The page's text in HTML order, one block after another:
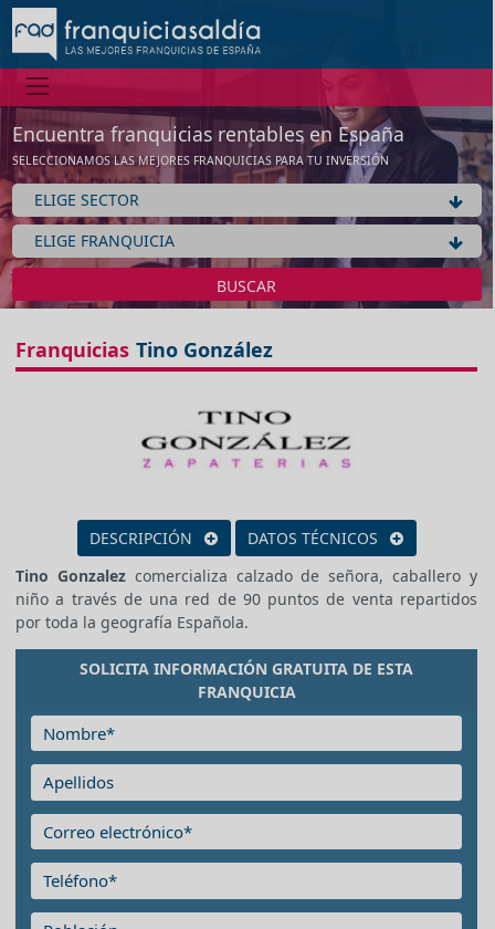
Encuentra franquicias rentables en España
SELECCIONAMOS LAS MEJORES FRANQUICIAS PARA TU INVERSIÓN
BUSCAR
Franquicias Tino González
DESCRIPCIÓN
DATOS TÉCNICOS
Tino Gonzalezcomercializa calzado de señora, caballero y
niño a través de una red de 90 puntos de venta repartidos
por toda la geografía Española.
SOLICITA INFORMACIÓN GRATUITA DE ESTA
FRANQUICIA
No tenemos información de la expansión de esta franquicia
Ver franquicias de Moda complementos
Aceptar